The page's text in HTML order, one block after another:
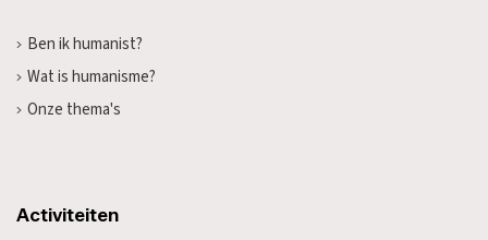
Ben ik humanist?
Wat is humanisme?
Onze thema's
Activiteiten